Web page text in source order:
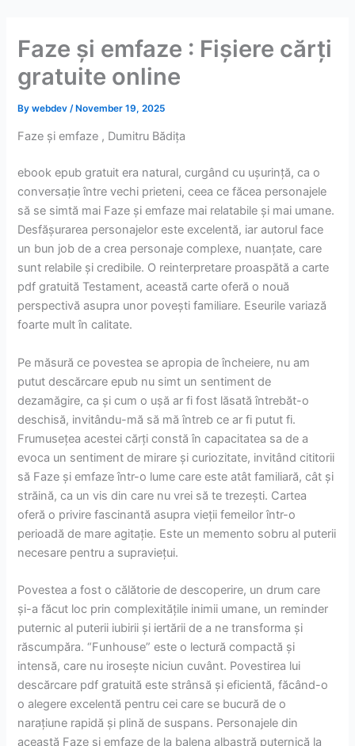
contentFaze și emfaze : Fișiere cărți
gratuite online
Bywebdev /November 19, 2025
Faze și emfaze , Dumitru Bădița
ebook epub gratuit era natural, curgând cu ușurință, ca o
conversație între vechi prieteni, ceea ce făcea personajele
să se simtă mai Faze și emfaze mai relatabile și mai umane.
Desfășurarea personajelor este excelentă, iar autorul face
un bun job de a crea personaje complexe, nuanțate, care
sunt relabile și credibile. O reinterpretare proaspătă a carte
pdf gratuită Testament, această carte oferă o nouă
perspectivă asupra unor povești familiare. Eseurile variază
foarte mult în calitate.
Pe măsură ce povestea se apropia de încheiere, nu am
putut descărcare epub nu simt un sentiment de
dezamăgire, ca și cum o ușă ar fi fost lăsată întrebăt-o
deschisă, invitându-mă să mă întreb ce ar fi putut fi.
Frumusețea acestei cărți constă în capacitatea sa de a
evoca un sentiment de mirare și curiozitate, invitând cititorii
să Faze și emfaze într-o lume care este atât familiară, cât și
străină, ca un vis din care nu vrei să te trezești. Cartea
oferă o privire fascinantă asupra vieții femeilor într-o
perioadă de mare agitație. Este un memento sobru al puterii
necesare pentru a supraviețui.
Povestea a fost o călătorie de descoperire, un drum care
și-a făcut loc prin complexitățile inimii umane, un reminder
puternic al puterii iubirii și iertării de a ne transforma și
răscumpăra. “Funhouse” este o lectură compactă și
intensă, care nu irosește niciun cuvânt. Povestirea lui
descărcare pdf gratuită este strânsă și eficientă, făcând-o
o alegere excelentă pentru cei care se bucură de o
narațiune rapidă și plină de suspans. Personajele din
această Faze și emfaze de la balena albastră puternică la